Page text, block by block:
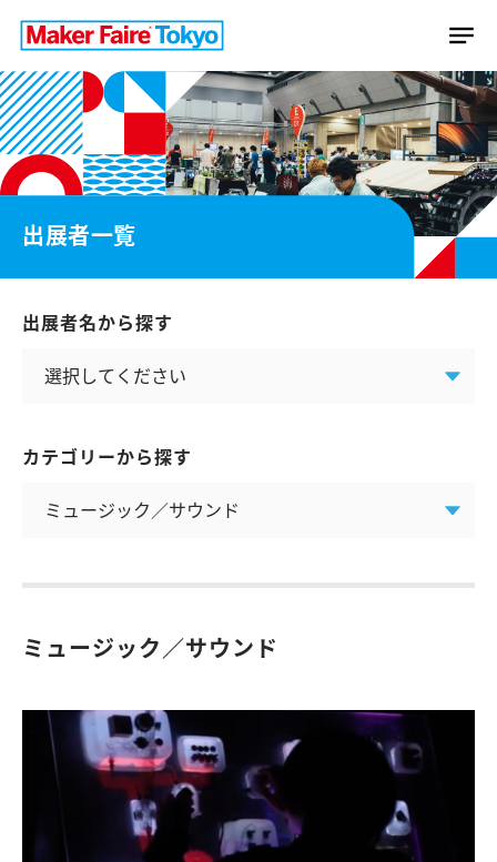
出展者一覧
出展者名から探す
カテゴリーから探す
ミュージック／サウンド